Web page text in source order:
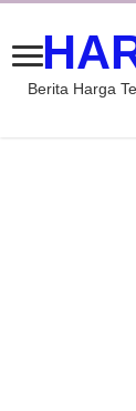
Berita Harga